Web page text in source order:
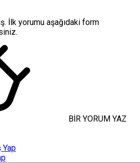
İlk yorumu aşağıdaki form
BİR YORUM YAZ
Yap